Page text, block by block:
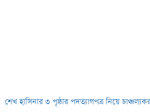
শেখ হাসিনার ৩ পৃষ্ঠার পদত্যাগপত্র নিয়ে